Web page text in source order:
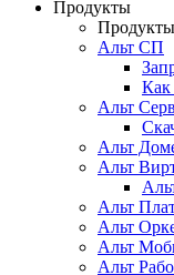
Продукты
Продукты
Альт СП
Как
Альт
Альт
Альт
Альт
Альт
Альт
Альт